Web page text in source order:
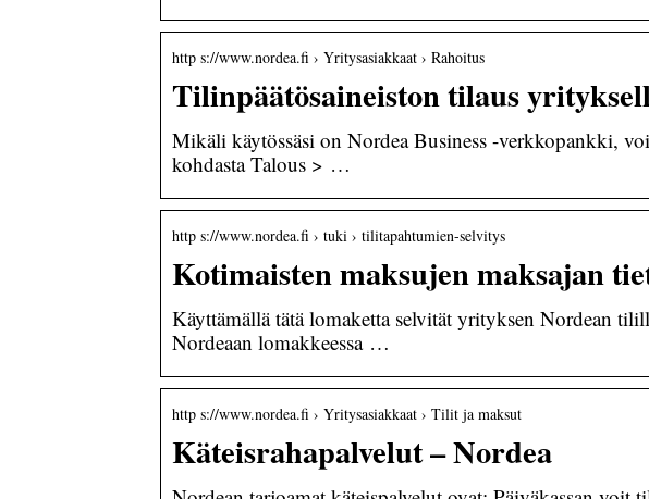
http s://www.nordea.fi › Yritysasiakkaat › Rahoitus
Tilinpäätösaineiston tilaus
Mikäli käytössäsi on Nordea Business -verkkopankki,
kohdasta Talous > …
http s://www.nordea.fi › tuki › tilitapahtumien-selvitys
Kotimaisten maksujen maksajan
Käyttämällä tätä lomaketta selvität yrityksen Nordean
Nordeaan lomakkeessa …
http s://www.nordea.fi › Yritysasiakkaat › Tilit ja maksut
Käteisrahapalvelut – Nordea